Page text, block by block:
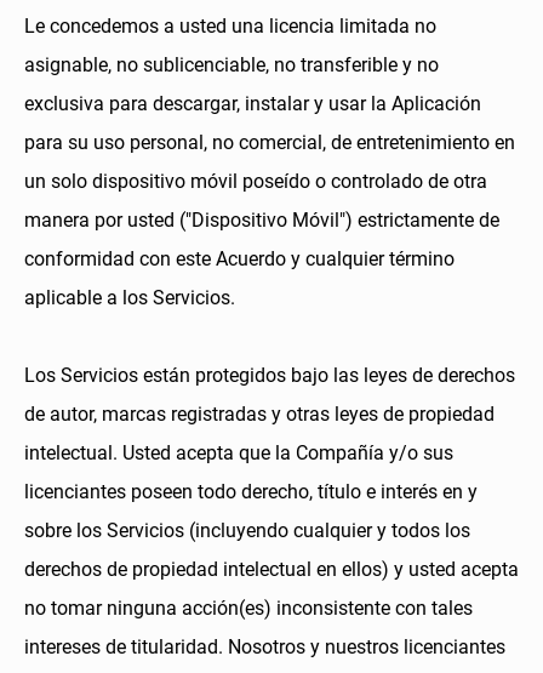
Le concedemos a usted una licencia limitada no
asignable, no sublicenciable, no transferible y no
exclusiva para descargar, instalar y usar la Aplicación
para su uso personal, no comercial, de entretenimiento en
un solo dispositivo móvil poseído o controlado de otra
manera por usted ("Dispositivo Móvil") estrictamente de
conformidad con este Acuerdo y cualquier término
aplicable a los Servicios.
Los Servicios están protegidos bajo las leyes de derechos
de autor, marcas registradas y otras leyes de propiedad
intelectual. Usted acepta que la Compañía y/o sus
licenciantes poseen todo derecho, título e interés en y
sobre los Servicios (incluyendo cualquier y todos los
derechos de propiedad intelectual en ellos) y usted acepta
no tomar ninguna acción(es) inconsistente con tales
intereses de titularidad. Nosotros y nuestros licenciantes